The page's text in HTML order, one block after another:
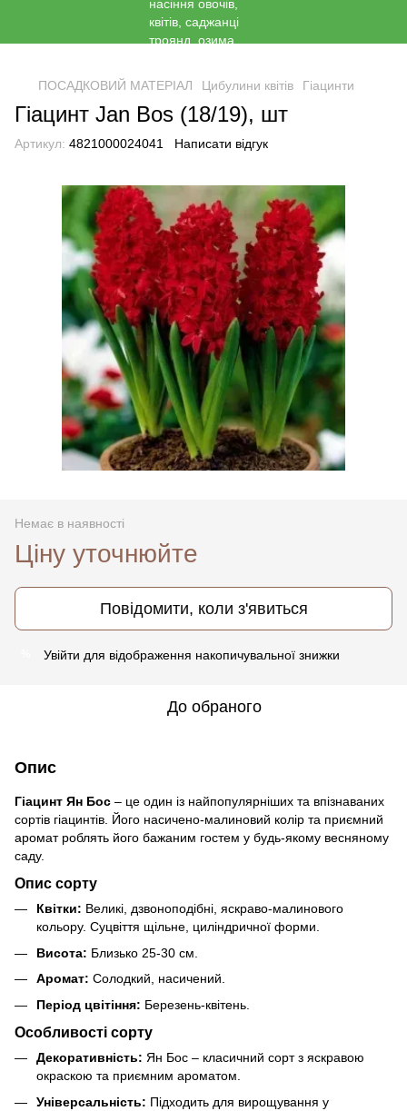
ПОСАДКОВИЙ МАТЕРІАЛ Цибулини квітів Гіацинти
Гіацинт Jan Bos (18/19), шт
Артикул: 4821000024041 Написати відгук
Немає в наявності
Ціну уточнюйте
Повідомити, коли з'явиться
Увійти для відображення накопичувальної знижки
До обраного
Опис
Гіацинт Ян Бос – це один із найпопулярніших та впізнаваних
сортів гіацинтів. Його насичено-малиновий колір та приємний
аромат роблять його бажаним гостем у будь-якому весняному
саду.
Опис сорту
Квітки: Великі, дзвоноподібні, яскраво-малинового
кольору. Суцвіття щільне, циліндричної форми.
Висота: Близько 25-30 см.
Аромат: Солодкий, насичений.
Період цвітіння: Березень-квітень.
Особливості сорту
Декоративність: Ян Бос – класичний сорт з яскравою
окраскою та приємним ароматом.
Універсальність: Підходить для вирощування у